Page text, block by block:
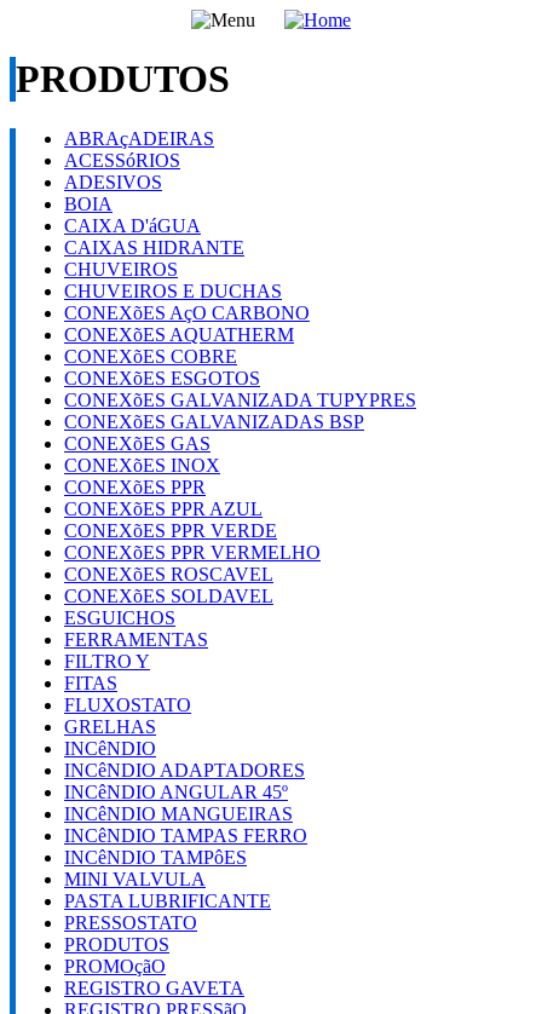
PRODUTOS
ABRAçADEIRAS
ACESSóRIOS
ADESIVOS
BOIA
CAIXA D'áGUA
CAIXAS HIDRANTE
CHUVEIROS
CHUVEIROS E DUCHAS
CONEXõES AçO CARBONO
CONEXõES AQUATHERM
CONEXõES COBRE
CONEXõES ESGOTOS
CONEXõES GALVANIZADA TUPYPRES
CONEXõES GALVANIZADAS BSP
CONEXõES GAS
CONEXõES INOX
CONEXõES PPR
CONEXõES PPR AZUL
CONEXõES PPR VERDE
CONEXõES PPR VERMELHO
CONEXõES ROSCAVEL
CONEXõES SOLDAVEL
ESGUICHOS
FERRAMENTAS
FILTRO Y
FITAS
FLUXOSTATO
GRELHAS
INCêNDIO
INCêNDIO ADAPTADORES
INCêNDIO ANGULAR 45º
INCêNDIO MANGUEIRAS
INCêNDIO TAMPAS FERRO
INCêNDIO TAMPôES
MINI VALVULA
PASTA LUBRIFICANTE
PRESSOSTATO
PRODUTOS
PROMOçãO
REGISTRO GAVETA
REGISTRO PRESSãO